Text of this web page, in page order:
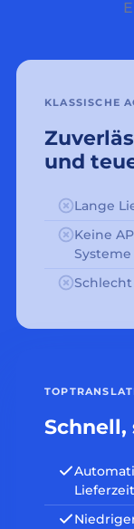
KLASSISCHE
und
Lange
Keine
Systeme